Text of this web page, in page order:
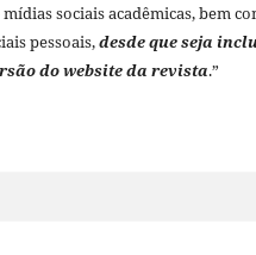
sociais acadêmicas, bem
pessoais,desde que seja
do website da revista.”